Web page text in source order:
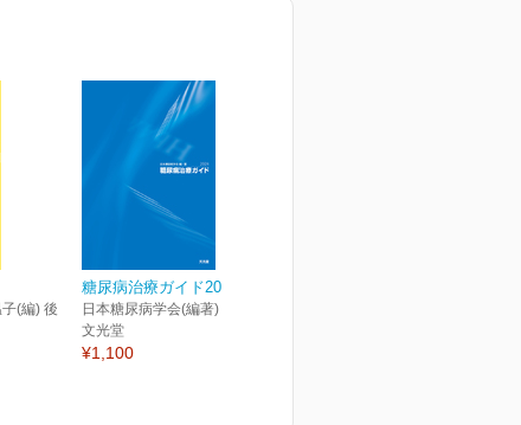
(編) 後
糖尿病治療ガイド2024
日本糖尿病学会(編著)
文光堂
¥1,100